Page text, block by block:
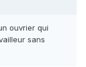
ouvrier qui
sans